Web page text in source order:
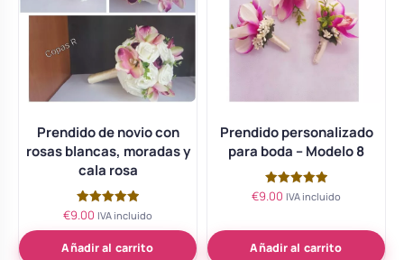
Prendido de novio con
rosas blancas, moradas y
cala rosa
Valorado
de 5
€9.00 IVA incluido
Añadir al carrito
Prendido personalizado
para boda – Modelo 8
Valorado
€9.00 IVA incluido
Añadir al carrito